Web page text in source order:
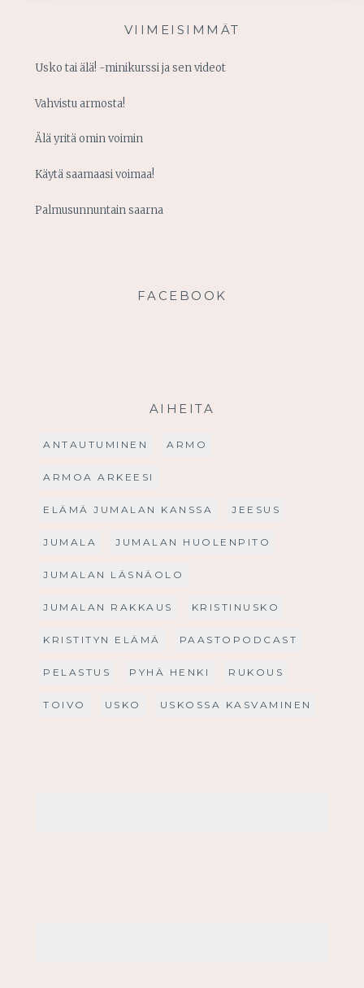
VIIMEISIMMÄT
Usko tai älä! -minikurssi ja sen videot
Vahvistu armosta!
Älä yritä omin voimin
Käytä saamaasi voimaa!
Palmusunnuntain saarna
FACEBOOK
AIHEITA
ANTAUTUMINEN ARMO
ARMOA ARKEESI
ELÄMÄ JUMALAN KANSSA JEESUS
JUMALA JUMALAN HUOLENPITO
JUMALAN LÄSNÄOLO
JUMALAN RAKKAUS KRISTINUSKO
KRISTITYN ELÄMÄ PAASTOPODCAST
PELASTUS PYHÄ HENKI RUKOUS
TOIVO USKO USKOSSA KASVAMINEN